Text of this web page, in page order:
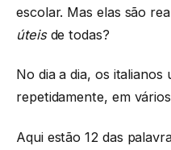
escolar. Mas elas são
úteisde todas?
No dia a dia, os italianos
repetidamente, em
Aqui estão 12 das